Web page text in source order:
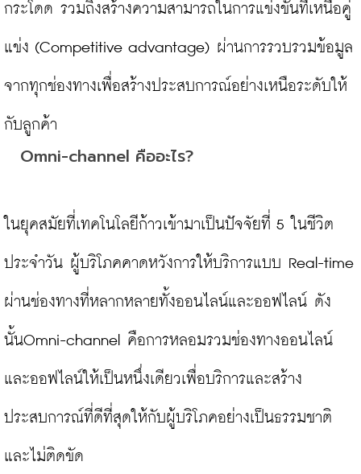
กระโดด รวมถึงสร้างความสามารถในการแข่งขันที่เหนือคู่
แข่ง (Competitive advantage) ผ่านการรวบรวมข้อมูล
จากทุกช่องทางเพื่อสร้างประสบการณ์อย่างเหนือระดับให้
Omni-channel คืออะไร?
ในยุคสมัยที่เทคโนโลยีก้าวเข้ามาเป็นปัจจัยที่ 5 ในชีวิต
ประจำวัน ผู้บริโภคคาดหวังการให้บริการแบบ Real-time
ผ่านช่องทางที่หลากหลายทั้งออนไลน์และออฟไลน์ ดัง
นั้นOmni-channel คือการหลอมรวมช่องทางออนไลน์
และออฟไลน์ให้เป็นหนึ่งเดียวเพื่อบริการและสร้าง
ประสบการณ์ที่ดีที่สุดให้กับผู้บริโภคอย่างเป็นธรรมชาติ